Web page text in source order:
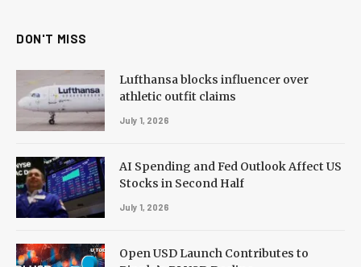
DON'T MISS
Lufthansa blocks influencer over
athletic outfit claims
July 1, 2026
AI Spending and Fed Outlook Affect US
Stocks in Second Half
July 1, 2026
Open USD Launch Contributes to